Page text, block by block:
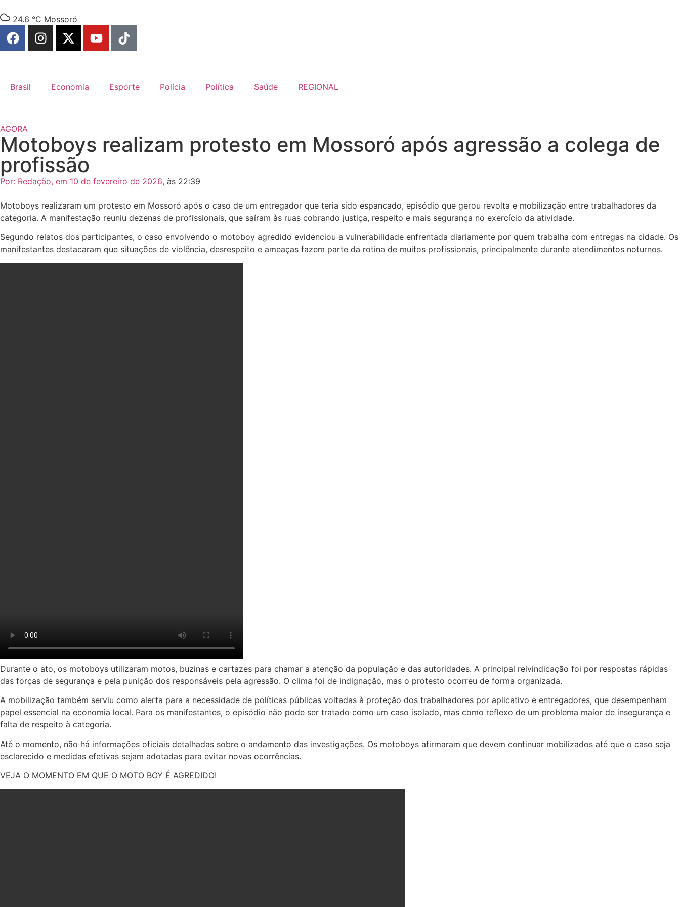
24.6 °C Mossoró
Brasil Economia Esporte Polícia Política Saúde REGIONAL
AGORA
Motoboys realizam protesto em Mossoró após agressão a colega de
profissão
Por: Redação, em 10 de fevereiro de 2026, às 22:39
Motoboys realizaram um protesto em Mossoró após o caso de um entregador que teria sido espancado, episódio que gerou revolta e mobilização entre trabalhadores da
categoria. A manifestação reuniu dezenas de profissionais, que saíram às ruas cobrando justiça, respeito e mais segurança no exercício da atividade.
Segundo relatos dos participantes, o caso envolvendo o motoboy agredido evidenciou a vulnerabilidade enfrentada diariamente por quem trabalha com entregas na cidade. Os
manifestantes destacaram que situações de violência, desrespeito e ameaças fazem parte da rotina de muitos profissionais, principalmente durante atendimentos noturnos.
Durante o ato, os motoboys utilizaram motos, buzinas e cartazes para chamar a atenção da população e das autoridades. A principal reivindicação foi por respostas rápidas
das forças de segurança e pela punição dos responsáveis pela agressão. O clima foi de indignação, mas o protesto ocorreu de forma organizada.
A mobilização também serviu como alerta para a necessidade de políticas públicas voltadas à proteção dos trabalhadores por aplicativo e entregadores, que desempenham
papel essencial na economia local. Para os manifestantes, o episódio não pode ser tratado como um caso isolado, mas como reflexo de um problema maior de insegurança e
falta de respeito à categoria.
Até o momento, não há informações oficiais detalhadas sobre o andamento das investigações. Os motoboys afirmaram que devem continuar mobilizados até que o caso seja
esclarecido e medidas efetivas sejam adotadas para evitar novas ocorrências.
VEJA O MOMENTO EM QUE O MOTO BOY É AGREDIDO!